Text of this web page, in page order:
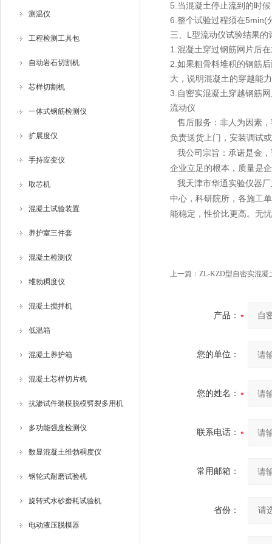
测温仪
工程检测工具包
自动岩石切割机
芯样切割机
一体式钢筋检测仪
扩展度仪
手持应变仪
取芯机
混凝土试验装置
养护室三件套
混凝土检测仪
维勃稠度仪
混凝土搅拌机
低温箱
混凝土养护箱
混凝土芯样切片机
抗渗试件装模脱模劈裂多用机
多功能强度检测仪
数显混凝土维勃稠度仪
钢轮式耐磨试验机
旋转式水砂磨耗试验机
电动液压脱模器
5.当混凝土停止流到的时
6.整个试验过程须在5min(
三、L型流动仪试验结果的
1.混凝土穿过钢筋网片后
2.如果粗骨料堆积的钢筋
大，说明混凝土的穿越能
3.自密实混凝土穿越钢筋
流动仪
售后服务：非人为因素
负责送货上门，安装调试
我公司宗旨：承诺是金
企业立足的根本，质量是
我天津市华通实验仪器
中心，科研院所，各施工
能稳定，性价比更高。无
上一篇： ZL-KZD型自密实混凝
产品：
您的单位：
您的姓名：
联系电话：
常用邮箱：
省份：